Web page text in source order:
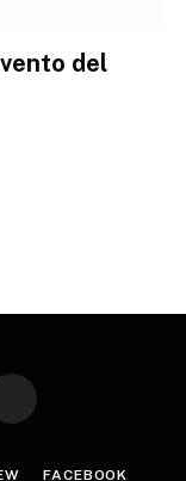
del
TikTok
FACEBOOK